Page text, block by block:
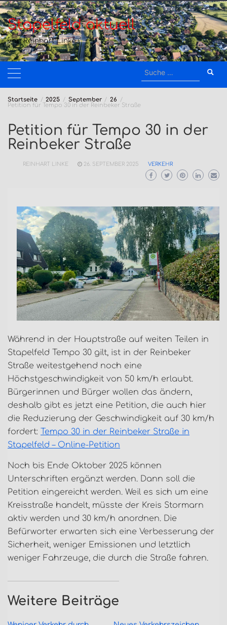
Zum
Inhalt
springen
Stapelfeld aktuell
von Reinhart Linke
Suche
nach:
Startseite 2025 September
26
Petition für Tempo 30 in der Reinbeker Straße
Petition für Tempo 30 in der
Reinbeker Straße
REINHART LINKE 26. SEPTEMBER 2025 VERKEHR
Während in der Hauptstraße auf weiten Teilen in
Stapelfeld Tempo 30 gilt, ist in der Reinbeker
Straße weitestgehend noch eine
Höchstgeschwindigkeit von 50 km/h erlaubt.
Bürgerinnen und Bürger wollen das ändern,
deshalb gibt es jetzt eine Petition, die auch hier
die Reduzierung der Geschwindigkeit auf 30 km/h
fordert: Tempo 30 in der Reinbeker Straße in
Stapelfeld – Online-Petition
Noch bis Ende Oktober 2025 können
Unterschriften ergänzt werden. Dann soll die
Petition eingereicht werden. Weil es sich um eine
Kreisstraße handelt, müsste der Kreis Stormarn
aktiv werden und 30 km/h anordnen. Die
Befürworter erwarten sich eine Verbesserung der
Sicherheit, weniger Emissionen und letztlich
weniger Fahrzeuge, die durch die Straße fahren.
Weitere Beiträge